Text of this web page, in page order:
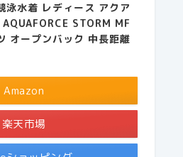
泳水着 レディース アクア
STORM MF
オープンバック 中長距離
Amazon
楽天市場